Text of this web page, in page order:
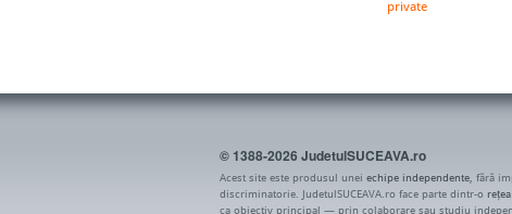
© 1388-2026 JudetulSUCEAVA.ro
Acest site este produsul unei echipe independente , fără
discriminatorie. JudetulSUCEAVA.ro face parte dintr-o
ca obiectiv principal — prin colaborare sau studiu